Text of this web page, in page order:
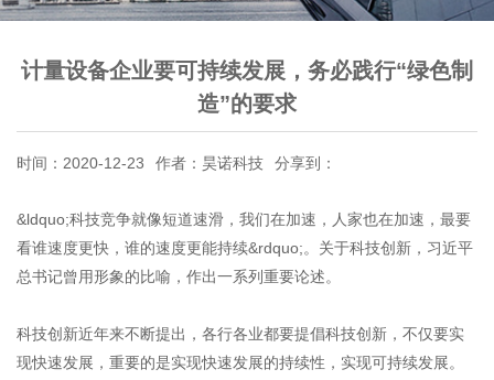
计量设备企业要可持续发展，务必践行“绿色制
造”的要求
时间：2020-12-23 作者：昊诺科技 分享到：
&ldquo;科技竞争就像短道速滑，我们在加速，人家也在加速，最要
看谁速度更快，谁的速度更能持续&rdquo;。关于科技创新，习近平
总书记曾用形象的比喻，作出一系列重要论述。
科技创新近年来不断提出，各行各业都要提倡科技创新，不仅要实
现快速发展，重要的是实现快速发展的持续性，实现可持续发展。